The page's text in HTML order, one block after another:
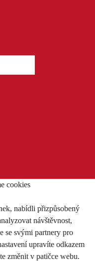
cookies
nabídli přizpůsobený
návštěvnost,
se svými partnery pro
upravíte odkazem
změnit v patičce webu.